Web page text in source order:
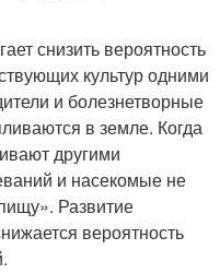
снизить вероятность
культур одними
и болезнетворные
в земле. Когда
другими
и насекомые не
Развитие
вероятность